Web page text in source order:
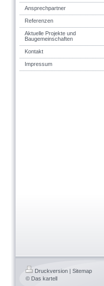
Ansprechpartner
Referenzen
Aktuelle Projekte und
Baugemeinschaften
Kontakt
Impressum
Druckversion | Sitemap
© Das kartell